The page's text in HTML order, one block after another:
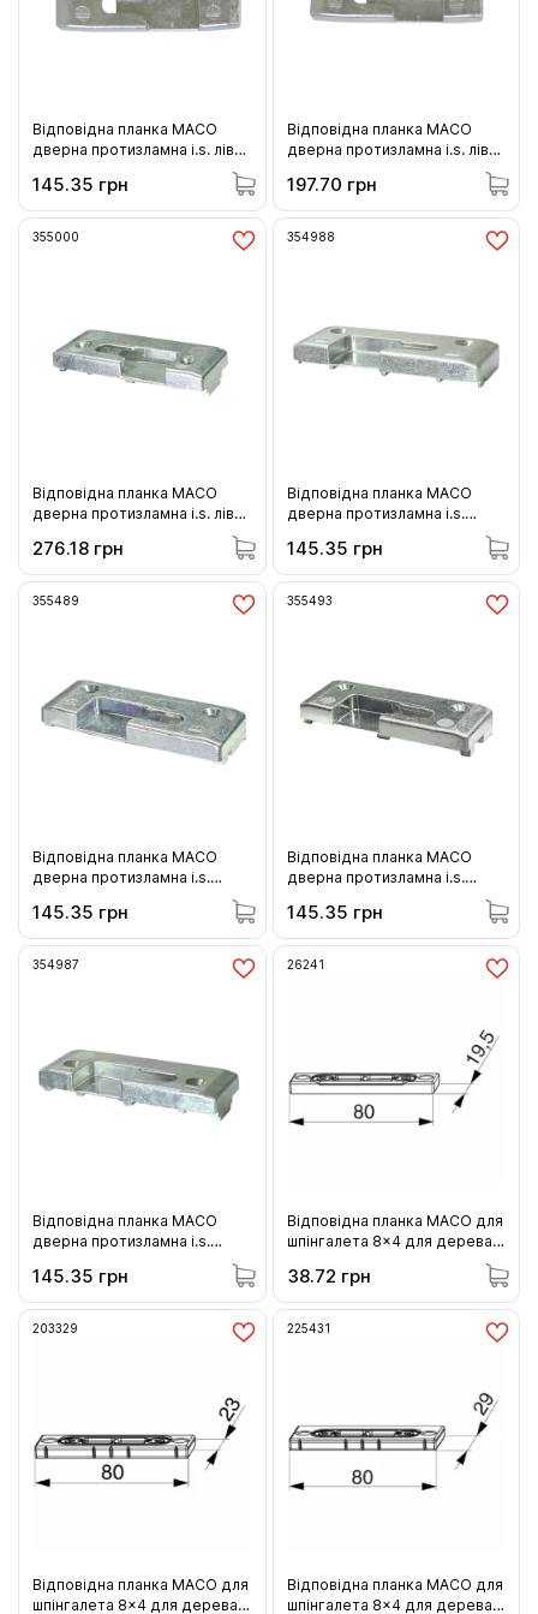
Відповідна планка MACO
дверна протизламна i.s. ліва
145.35 грн
Відповідна планка MACO
дверна протизламна i.s. ліва
(355505)
197.70 грн
355000
Відповідна планка MACO
дверна протизламна i.s. ліва
паз) (355000)
276.18 грн
354988
Відповідна планка MACO
дверна протизламна i.s.
(354988)
145.35 грн
355489
Відповідна планка MACO
дверна протизламна i.s.
145.35 грн
355493
Відповідна планка MACO
дверна протизламна i.s.
права Salamander Streamline
(355493)
145.35 грн
354987
Відповідна планка MACO
дверна протизламна i.s.
фурнітурний паз) (354987)
145.35 грн
26241
Відповідна планка MACO для
шпінгалета 8x4 для дерева
10 системи 20 мм гладкого
фальца 12 мм фальцлюфту 2
шліца (26241)
38.72 грн
203329
Відповідна планка MACO для
шпінгалета 8x4 для дерева
225431
Відповідна планка MACO для
шпінгалета 8x4 для дерева